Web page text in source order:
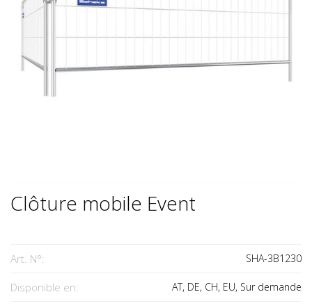
Clôture mobile Event
Art. N°: SHA-3B1230
Disponible en: AT, DE, CH, EU, Sur demande